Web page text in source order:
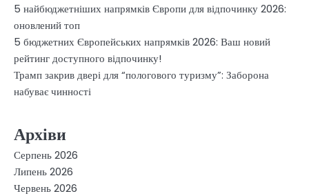
5 найбюджетніших напрямків Європи для відпочинку 2026:
оновлений топ
5 бюджетних Європейських напрямків 2026: Ваш новий
рейтинг доступного відпочинку!
Трамп закрив двері для “пологового туризму”: Заборона
набуває чинності
Архіви
Серпень 2026
Липень 2026
Червень 2026